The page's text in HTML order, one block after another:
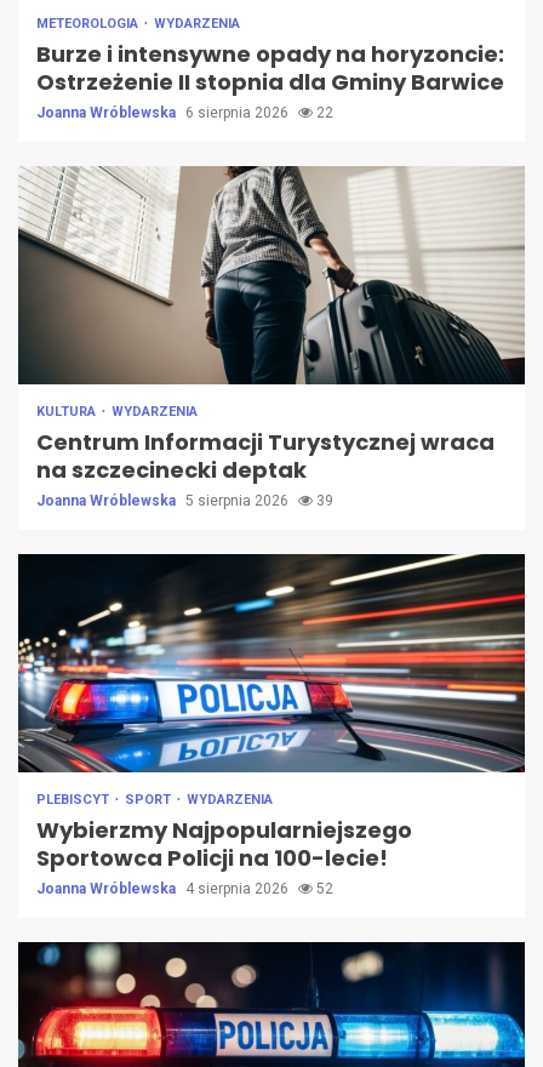
METEOROLOGIA WYDARZENIA
Burze i intensywne opady na horyzoncie:
Ostrzeżenie II stopnia dla Gminy Barwice
Joanna Wróblewska 6 sierpnia 2026 22
KULTURA WYDARZENIA
Centrum Informacji Turystycznej wraca
na szczecinecki deptak
Joanna Wróblewska 5 sierpnia 2026 39
PLEBISCYT SPORT WYDARZENIA
Wybierzmy Najpopularniejszego
Sportowca Policji na 100-lecie!
Joanna Wróblewska 4 sierpnia 2026 52